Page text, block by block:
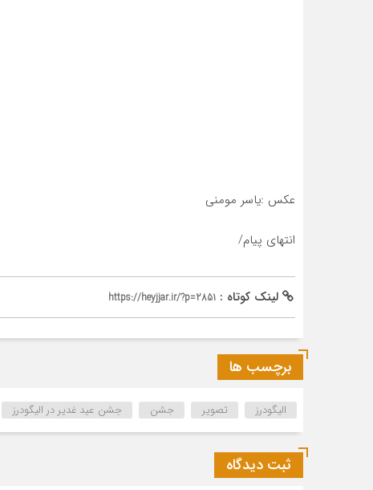
عکس :یاسر مومنی
انتهای پیام/
لینک کوتاه : https://heyjjar.ir/?p=2851
برچسب ها
الیگودرز تصویر جشن جشن عید غدیر در الیگودرز
ثبت دیدگاه